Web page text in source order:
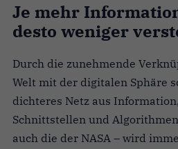
Je mehr
desto weniger
Durch die zunehmende
Welt mit der digitalen Sphäre
dichteres Netz aus
Schnittstellen und
auch die der NASA – wird